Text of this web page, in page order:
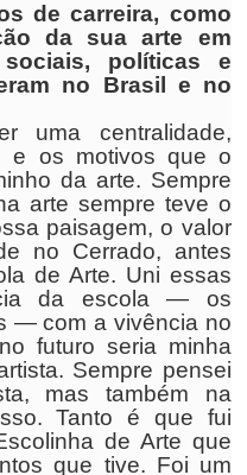
de carreira, como
da sua arte em
políticas e
no Brasil e no
uma centralidade,
e os motivos que o
da arte. Sempre
arte sempre teve o
paisagem, o valor
no Cerrado, antes
de Arte. Uni essas
da escola — os
— com a vivência no
futuro seria minha
Sempre pensei
mas também na
Tanto é que fui
de Arte que
que tive. Foi um